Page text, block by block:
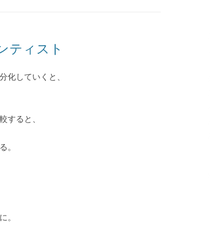
ティスト
化していくと、
すると、
。
。